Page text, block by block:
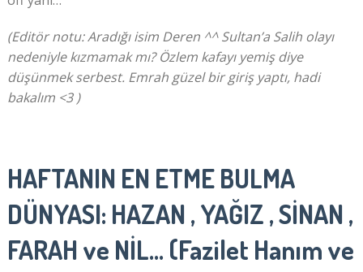
(Editör notu: Aradığı isim Deren ^^ Sultan’a Salih olayı
nedeniyle kızmamak mı? Özlem kafayı yemiş diye
düşünmek serbest. Emrah güzel bir giriş yaptı, hadi
bakalım <3 )
HAFTANIN EN ETME BULMA
DÜNYASI: HAZAN , YAĞIZ , SİNAN ,
FARAH ve NİL… (Fazilet Hanım ve